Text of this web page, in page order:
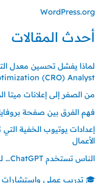
WordPress.org
أحدث المقالات
(CRO) Analyst
من الصفر إلى إعلانات ميتا
فهم الفرق بين صفحة
إعدادات يوتيوب الخفية
الأعمال
الناس تستخدم ChatGPT… لكن الفلوس الحقيقية في الـ API 🤯